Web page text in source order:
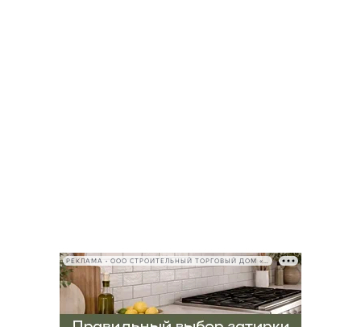
РЕКЛАМА • ООО СТРОИТЕЛЬНЫЙ ТОРГОВЫЙ ДОМ «ПЕТРОВИЧ», ИНН 7802348846